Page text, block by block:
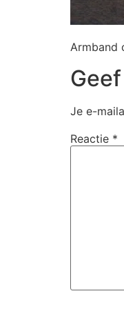
Armband
Je e-
Reactie *